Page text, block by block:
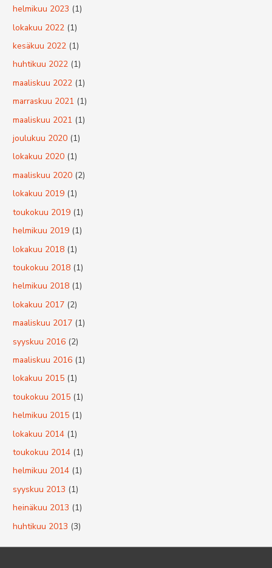
helmikuu 2023 (1)
lokakuu 2022 (1)
kesäkuu 2022 (1)
huhtikuu 2022 (1)
maaliskuu 2022 (1)
marraskuu 2021 (1)
maaliskuu 2021 (1)
joulukuu 2020 (1)
lokakuu 2020 (1)
maaliskuu 2020 (2)
lokakuu 2019 (1)
toukokuu 2019 (1)
helmikuu 2019 (1)
lokakuu 2018 (1)
toukokuu 2018 (1)
helmikuu 2018 (1)
lokakuu 2017 (2)
maaliskuu 2017 (1)
syyskuu 2016 (2)
maaliskuu 2016 (1)
lokakuu 2015 (1)
toukokuu 2015 (1)
helmikuu 2015 (1)
lokakuu 2014 (1)
toukokuu 2014 (1)
helmikuu 2014 (1)
syyskuu 2013 (1)
heinäkuu 2013 (1)
huhtikuu 2013 (3)